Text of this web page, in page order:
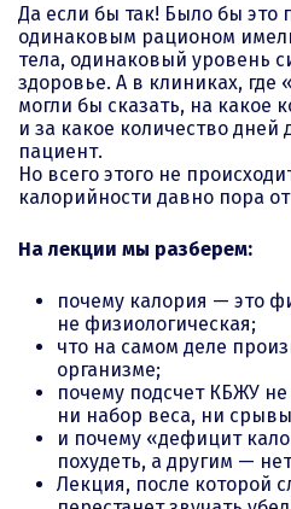
Да если бы так! Было бы это
одинаковым рационом
тела, одинаковый уровень
здоровье. А в клиниках, где
могли бы сказать, на какое
и за какое количество дней
пациент.
Но всего этого не
калорийности давно пора
На лекции мы разберем:
почему калория — это
не физиологическая;
что на самом деле
организме;
почему подсчет КБЖУ не
ни набор веса, ни
и почему «дефицит
похудеть, а другим —
Лекция, после которой